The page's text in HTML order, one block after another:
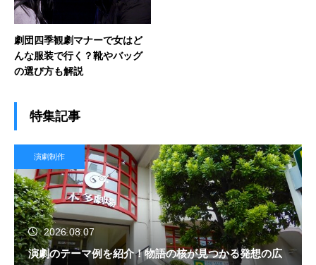
劇団四季観劇マナーで女はど
んな服装で行く？靴やバッグ
の選び方も解説
特集記事
演劇制作
2026.08.07
演劇のテーマ例を紹介！物語の核が見つかる発想の広